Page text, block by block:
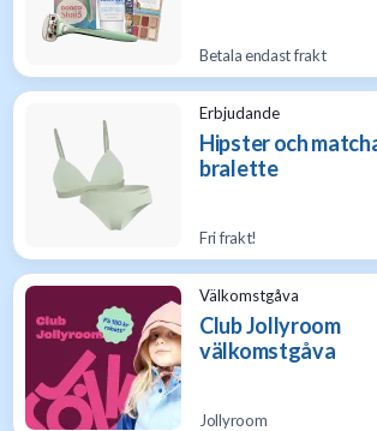
Betala endast frakt
Erbjudande
Hipster och
bralette
Fri frakt!
Välkomstgåva
Club Jollyroom
välkomstgåva
Jollyroom